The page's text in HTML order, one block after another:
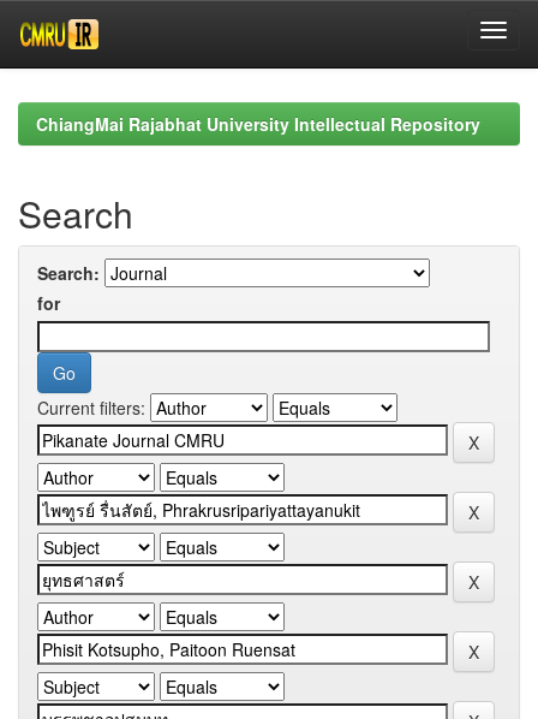
navigationChiangMai Rajabhat University Intellectual Repository
Search
Search:
for
Current filters: